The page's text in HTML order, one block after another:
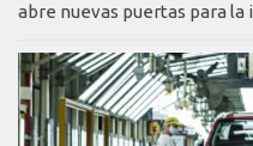
abre nuevas puertas para la